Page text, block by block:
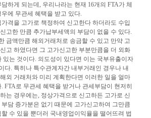
하게 되는데, 우리나라는 현재 16개의 FTA가 체
에 무관세 혜택을 받고 있다.
격을 고가로 책정하여 신고한다 하더라도 수입
고한 만큼 추가납부세액의 부담이 없을 수 있다.
금액만큼 해외거래처로 송금할 수 있고 만약 고
고 하였다면 그 고가신고한 부분만큼을 더 외화
있는 것이다. 의도성이 있다면 이는 국부유출이자
다. 특히나 특수관계자간 내부거래인 경우나 내
외 거래처와 미리 계획한다면 이러한 일을 얼마
FTA로 무관세 혜택을 받거나 관세부담이 현저히
는 경우에는, 정상가격으로 신고하든 고가로 신
담 증가분은 없기 때문에 고가신고하여 그만큼
수 있을 뿐더러 국내영업이익율을 떨어뜨려 법